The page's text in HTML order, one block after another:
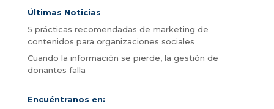
Últimas Noticias
5 prácticas recomendadas de marketing de
contenidos para organizaciones sociales
Cuando la información se pierde, la gestión de
donantes falla
Encuéntranos en: